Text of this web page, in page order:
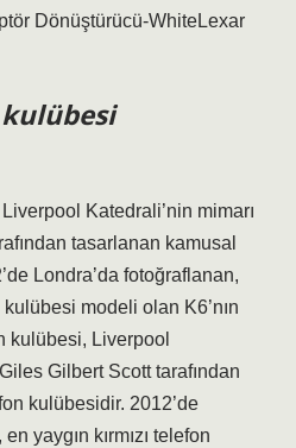
Dönüştürücü-WhiteLexar
kulübesi
Liverpool Katedrali’nin mimarı
tasarlanan kamusal
Londra’da fotoğraflanan,
kulübesi modeli olan K6’nın
kulübesi, Liverpool
Gilbert Scott tarafından
kulübesidir. 2012’de
yaygın kırmızı telefon